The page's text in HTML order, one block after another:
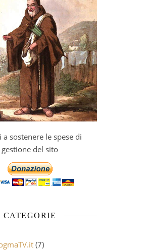
a sostenere le spese di
gestione del sito
CATEGORIE
(7)